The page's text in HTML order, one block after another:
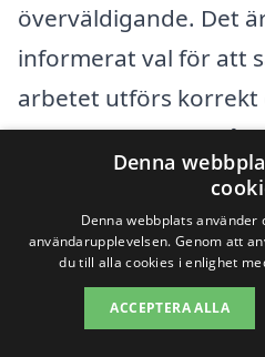
överväldigande. Det
informerat val för att
arbetet utförs
pris. Med hjälp av vår
enkelt få kontakt med
asfalttjänster i ditt
möjligt för dig att
och hitta den bästa
behov.
Denna
Denna webbplats
användarupplevelsen. Genom att
du till alla cookies i enlighet
ACCEPTERA ALLA